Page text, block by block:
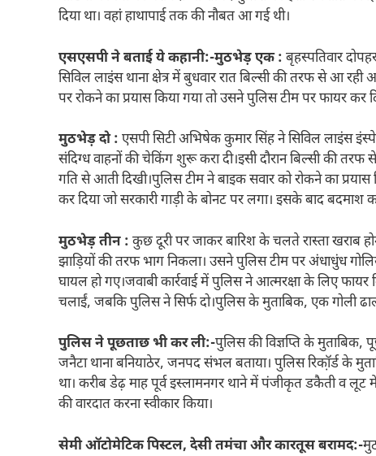
दिया था। वहां हाथापाई तक की नौबत आ गई थी।
एसएसपी ने बताई ये कहानी:-मुठभेड़ एक : बृहस्पतिवार
सिविल लाइंस थाना क्षेत्र में बुधवार रात बिल्सी की तरफ से आ
पर रोकने का प्रयास किया गया तो उसने पुलिस टीम पर फायर
मुठभेड़ दो : एसपी सिटी अभिषेक कुमार सिंह ने सिविल लाइंस
संदिग्ध वाहनों की चेकिंग शुरू करा दी।इसी दौरान बिल्सी की
गति से आती दिखी।पुलिस टीम ने बाइक सवार को रोकने का
कर दिया जो सरकारी गाड़ी के बोनट पर लगा। इसके बाद बदमाश
मुठभेड़ तीन : कुछ दूरी पर जाकर बारिश के चलते रास्ता खराब
झाड़ियों की तरफ भाग निकला। उसने पुलिस टीम पर अंधाधुंध
घायल हो गए।जवाबी कार्रवाई में पुलिस ने आत्मरक्षा के लिए
चलाईं, जबकि पुलिस ने सिर्फ दो।पुलिस के मुताबिक, एक गोली
पुलिस ने पूछताछ भी कर ली:-पुलिस की विज्ञप्ति के मुताबिक,
जनैटा थाना बनियाठेर, जनपद संभल बताया। पुलिस रिकॉ़र्ड के
था। करीब डेढ़ माह पूर्व इस्लामनगर थाने में पंजीकृत डकैती व
की वारदात करना स्वीकार किया।
सेमी ऑटोमेटिक पिस्टल, देसी तमंचा और कारतूस बरामद:-